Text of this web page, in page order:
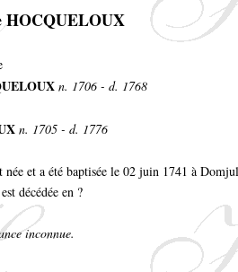
HOCQUELOUX
n. 1706 - d. 1768
n. 1705 - d. 1776
née et a été baptisée le 02 juin 1741 à
décédée en ?
inconnue.